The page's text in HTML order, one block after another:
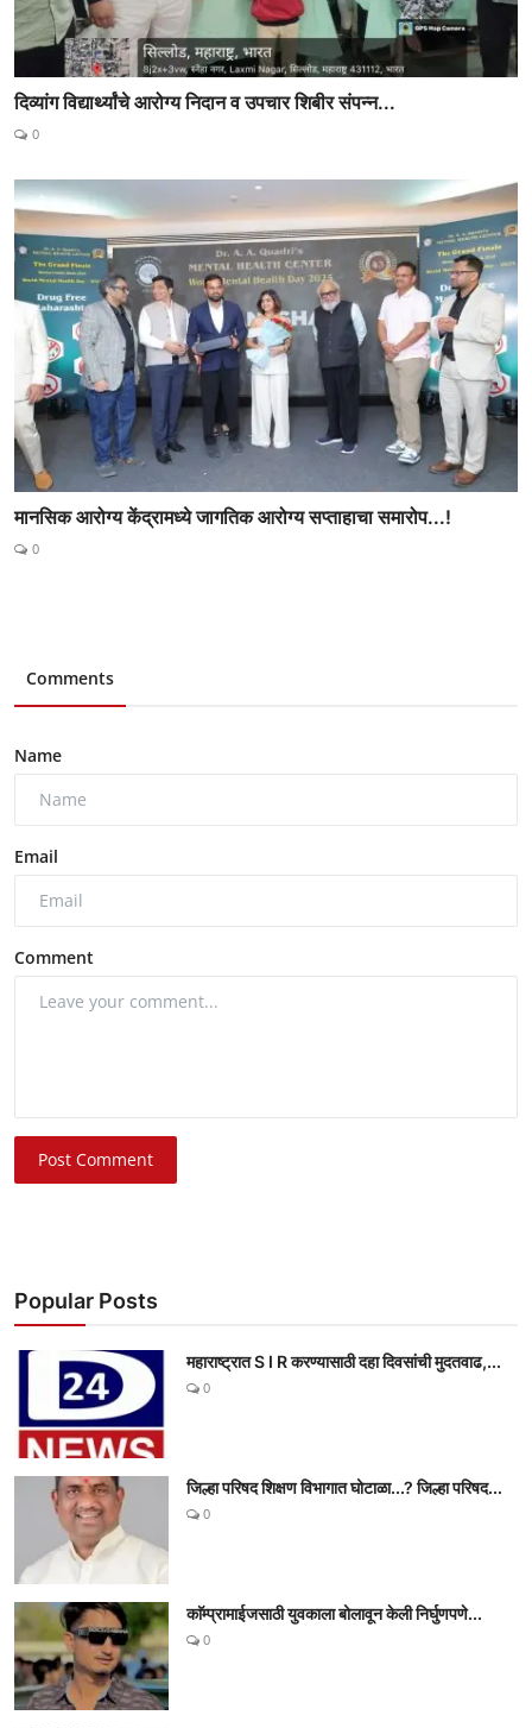
दिव्यांग विद्यार्थ्यांचे आरोग्य निदान व उपचार शिबीर संपन्न...
0
मानसिक आरोग्य केंद्रामध्ये जागतिक आरोग्य सप्ताहाचा समारोप...!
0
Comments
Name
Email
Comment
Post Comment
Popular Posts
महाराष्ट्रात S I R करण्यासाठी दहा दिवसांची मुदतवाढ,...
0
जिल्हा परिषद शिक्षण विभागात घोटाळा...? जिल्हा परिषद...
0
काॅम्प्रामाईजसाठी युवकाला बोलावून केली निर्घुणपणे...
0